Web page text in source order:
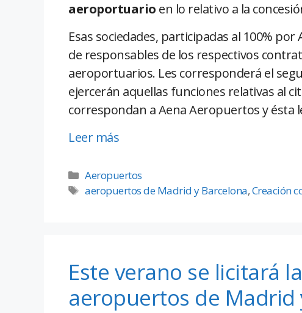
aeroportuario en lo relativo a la
Esas sociedades, participadas al 100%
de responsables de los respectivos
aeroportuarios. Les corresponderá el
ejercerán aquellas funciones relativas al
correspondan a Aena Aeropuertos y ésta
Leer más
Aeropuertos
aeropuertos de Madrid y Barcelona,Creación
Este verano se licitará
aeropuertos de Madrid